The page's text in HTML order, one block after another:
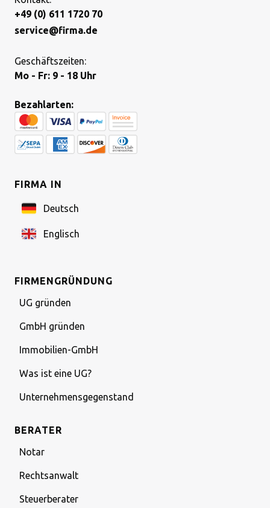
+49 (0) 611 1720 70
service@firma.de
Geschäftszeiten:
Mo - Fr: 9 - 18 Uhr
Bezahlarten:
FIRMA IN
Deutsch
Englisch
FIRMENGRÜNDUNG
UG gründen
GmbH gründen
Immobilien-GmbH
Was ist eine UG?
Unternehmensgegenstand
BERATER
Notar
Rechtsanwalt
Steuerberater